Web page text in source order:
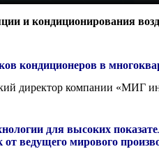
и кондиционирования
кондиционеров в
директор компании «МИГ
для высоких
ведущего мирового